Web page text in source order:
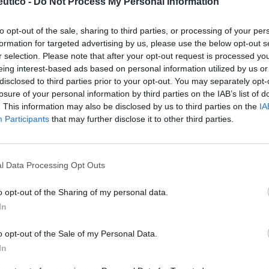
opt-out of the sale, sharing to third parties, or processing of your
for targeted advertising by us, please use the below opt-out
selection. Please note that after your opt-out request is processed
interest-based ads based on personal information utilized by us
to third parties prior to your opt-out. You may separately
of your personal information by third parties on the IAB’s list of
This information may also be disclosed by us to third parties on the
Participants that may further disclose it to other third parties.
Data Processing Opt Outs
opt-out of the Sharing of my personal data.
opt-out of the Sale of my Personal Data.
y novedades Redacción
17/06/2026
reclama mayor protección internacional ante
117 millones de personas desplazadas forzosamente
de Andrés, nueva delegada de
en Andalucía
y novedades Redacción
13/05/2026
sevillana defiende una farmacia comunitaria
solidaria y centrada en las personas” como pilar
de la violencia de género desde
y la cooperación en Valencia